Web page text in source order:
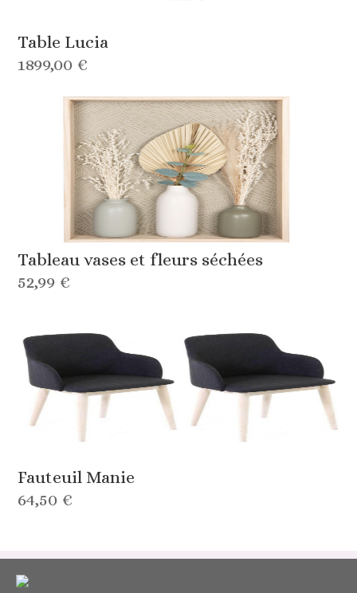
Table Lucia
1899,00 €
Tableau vases et fleurs séchées
52,99 €
Fauteuil Manie
64,50 €